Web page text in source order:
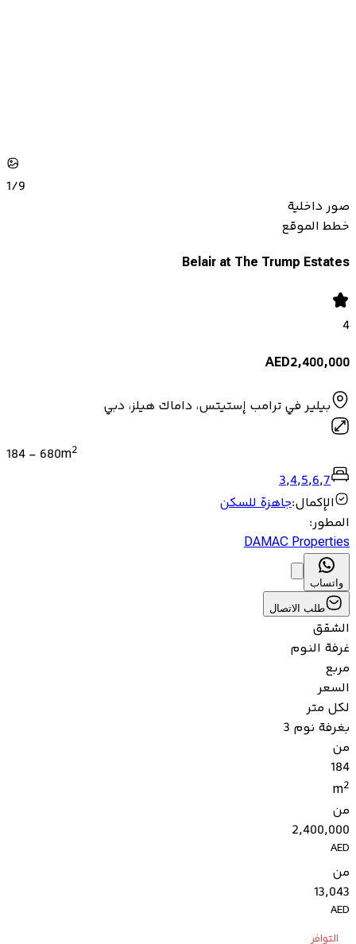
1/9
صور داخلية
خطط الموقع
Belair at The Trump Estates
4
AED2,400,000
بيلير في ترامب إستيتس، داماك هيلز، دبي
184 - 680m2
3,4,5,6,7
الإكمال:جاهزة للسكن
المطور:
DAMAC Properties
واتساب
طلب الاتصال
الشقق
غرفة النوم
مربع
السعر
لكل متر
بغرفة نوم 3
من
184
m2
من
2,400,000
AED
من
13,043
AED
التوافر